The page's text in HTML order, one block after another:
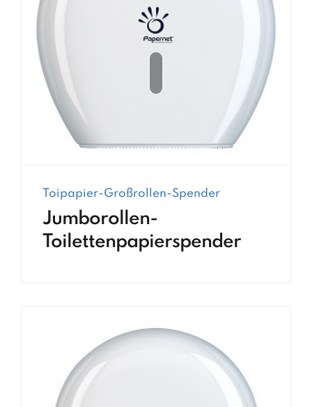
Toipapier-Großrollen-Spender
Jumborollen-
Toilettenpapierspender